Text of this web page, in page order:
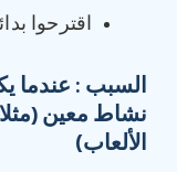
اقترحوا
السبب : عندما
نشاط معين
الألعاب)